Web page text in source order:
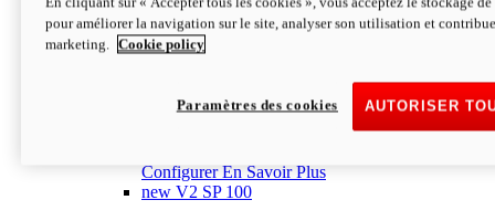
Configurer En Savoir Plus
newV2 SP
69 lb-ftCouple
Poids humide (sans carburant)
Configurer En Savoir Plus
new V2 SP 100
pour améliorer la navigation sur le site, analyser son utilisation et
marketing.
Cookie policy
AUTORISER
Paramètres des cookies